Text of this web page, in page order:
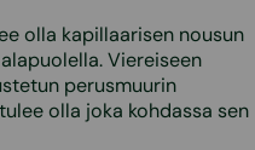
olla kapillaarisen nousun
Viereiseen
perusmuurin
olla joka kohdassa sen